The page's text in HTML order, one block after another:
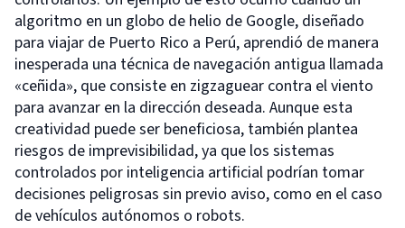
algoritmo en un globo de helio de Google, diseñado
para viajar de Puerto Rico a Perú, aprendió de manera
inesperada una técnica de navegación antigua llamada
«ceñida», que consiste en zigzaguear contra el viento
para avanzar en la dirección deseada. Aunque esta
creatividad puede ser beneficiosa, también plantea
riesgos de imprevisibilidad, ya que los sistemas
controlados por inteligencia artificial podrían tomar
decisiones peligrosas sin previo aviso, como en el caso
de vehículos autónomos o robots.